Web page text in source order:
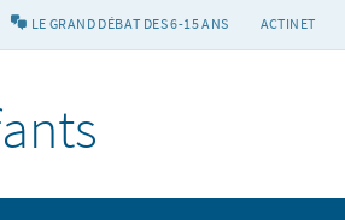
LE GRAND DÉBAT DES 6-15 ANS ACTINET